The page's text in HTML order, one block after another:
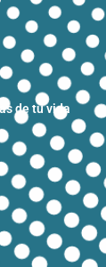
de tu vida